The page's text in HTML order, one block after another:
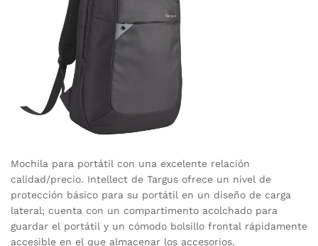
Mochila para portátil con una excelente relación
calidad/precio. Intellect de Targus ofrece un nivel de
protección básico para su portátil en un diseño de carga
lateral; cuenta con un compartimento acolchado para
guardar el portátil y un cómodo bolsillo frontal rápidamente
accesible en el que almacenar los accesorios.